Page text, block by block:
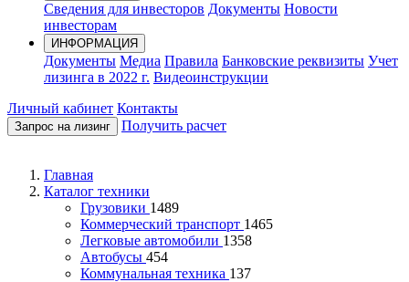
Сведения для инвесторов Документы Новости
инвесторам
ИНФОРМАЦИЯ
Документы Медиа Правила Банковские реквизиты Учет
лизинга в 2022 г. Видеоинструкции
Личный кабинет Контакты
Запрос на лизинг Получить расчет
Главная
Каталог техники
Грузовики 1489
Коммерческий транспорт 1465
Легковые автомобили 1358
Автобусы 454
Коммунальная техника 137